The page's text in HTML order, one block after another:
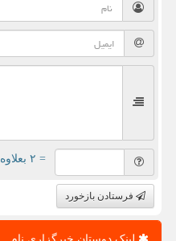
= ۲ بعلاوه ۱
فرستادن بازخورد